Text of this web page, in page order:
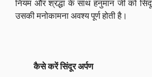
नियम और श्रद्धा के साथ हनुमान जी को
उसकी मनोकामना अवश्य पूर्ण होती है।
कैसे करें सिंदूर अर्पण